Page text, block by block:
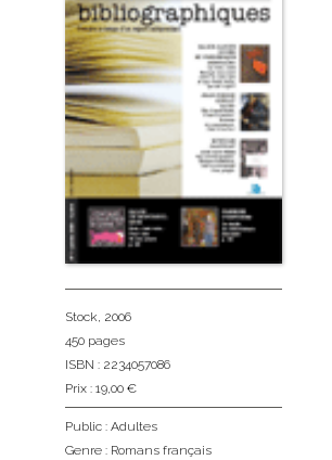
Stock, 2006
450 pages
ISBN : 2234057086
Prix : 19,00 €
Public : Adultes
Genre : Romans français